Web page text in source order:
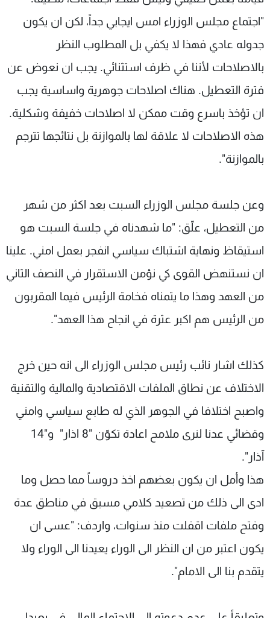
"اجتماع مجلس الوزراء امس ايجابي جداً، لكن ان يكون
جدوله عادي فهذا لا يكفي بل المطلوب النظر
بالاصلاحات لأننا في ظرف استثنائي. يجب ان نعوض عن
فترة التعطيل. هناك اصلاحات جوهرية واساسية يجب
ان تؤخذ باسرع وقت ممكن لا اصلاحات خفيفة وشكلية.
هذه الاصلاحات لا علاقة لها بالموازنة بل نتائجها تترجم
بالموازنة".
وعن جلسة مجلس الوزراء السبت بعد اكثر من شهر
من التعطيل، علّق: "ما شهدناه في جلسة السبت هو
استيقاظ ونهاية اشتباك سياسي انفجر بعمل امني. علينا
ان نستنهض القوى كي نؤمن الاستقرار في النصف الثاني
من العهد وهذا ما يتمناه فخامة الرئيس فيما المقربون
من الرئيس هم اكبر عثرة في انجاح هذا العهد".
كذلك اشار نائب رئيس مجلس الوزراء الى انه حين خرج
الاختلاف عن نطاق الملفات الاقتصادية والمالية والتقنية
واصبح اختلافا في الجوهر الذي له طابع سياسي وامني
وقضائي عدنا لنرى ملامح اعادة تكوّن "8 اذار" و"14
آذار".
هذا وأمل ان يكون بعضهم اخذ دروساً مما حصل وما
ادى الى ذلك من تصعيد كلامي مسبق في مناطق عدة
وفتح ملفات اقفلت منذ سنوات، واردف: "عسى ان
يكون اعتبر من ان النظر الى الوراء يعيدنا الى الوراء ولا
يتقدم بنا الى الامام".